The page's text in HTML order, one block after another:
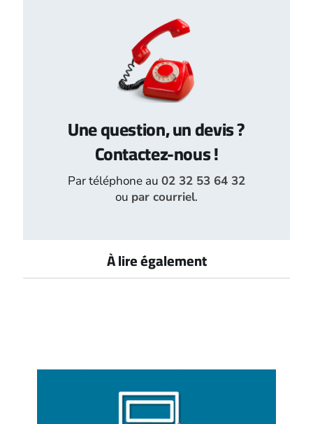
Une question, un devis ?
Contactez-nous !
Par téléphone au 02 32 53 64 32
ou par courriel.
À lire également